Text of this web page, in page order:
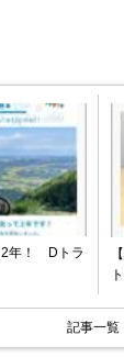
2年！ Dトラ
記事一覧